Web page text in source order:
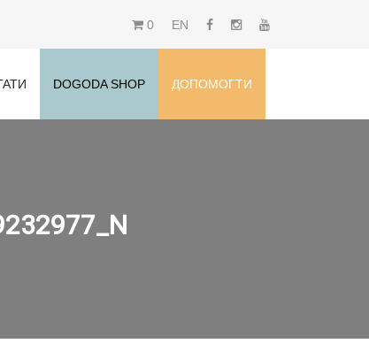
0 EN
DOGODA SHOP ДОПОМОГТИ